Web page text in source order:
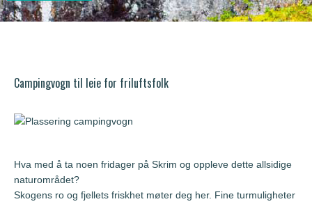
Campingvogn til leie for friluftsfolk
Hva med å ta noen fridager på Skrim og oppleve dette allsidige
naturområdet?
Skogens ro og fjellets friskhet møter deg her. Fine turmuligheter